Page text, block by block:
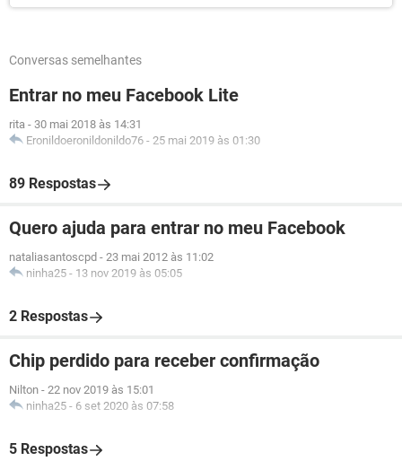
Conversas semelhantes
Entrar no meu Facebook Lite
rita - 30 mai 2018 às 14:31
Eronildoeronildonildo76 - 25 mai 2019 às 01:30
89 Respostas
Quero ajuda para entrar no meu Facebook
nataliasantoscpd - 23 mai 2012 às 11:02
ninha25 - 13 nov 2019 às 05:05
2 Respostas
Chip perdido para receber confirmação
Nilton - 22 nov 2019 às 15:01
ninha25 - 6 set 2020 às 07:58
5 Respostas